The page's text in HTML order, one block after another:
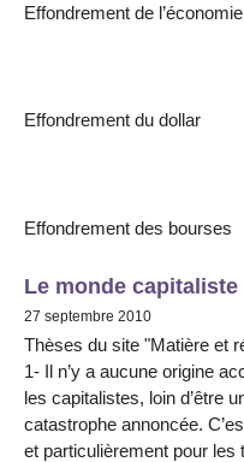
Effondrement de
Effondrement du dollar
Effondrement des bourses
Le monde
27 septembre 2010
Thèses du site "Matière et
1- Il n’y a aucune origine
les capitalistes, loin d’être
catastrophe annoncée.
et particulièrement pour les